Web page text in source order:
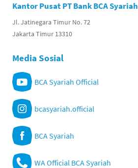
Kantor Pusat PT Bank BCA Syariah
Jl. Jatinegara Timur No. 72
Jakarta Timur 13310
Media Sosial
BCA Syariah Official
bcasyariah.official
BCA Syariah
WA Official BCA Syariah